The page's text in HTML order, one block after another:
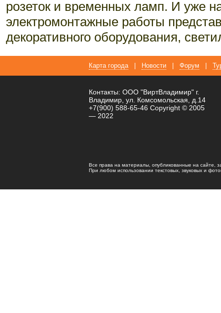
розеток и временных ламп. И уже
электромонтажные работы
декоративного оборудования,
Карта города Новости Форум
Контакты: ООО "ВиртВладимир" г.
Владимир, ул. Комсомольская, д.14
+7(900) 588-65-46 Copyright © 2005
— 2022
Все права на материалы, опубликованные на сайте,
При любом использовании текстовых, звуковых и